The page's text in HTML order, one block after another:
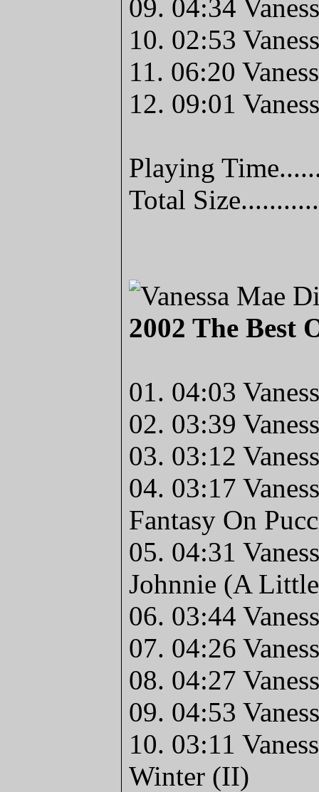
09. 04:34
10. 02:53
11. 06:20
12. 09:01
Playing
Total
2002 The Best
01. 04:03
02. 03:39
03. 03:12
04. 03:17
Fantasy On
05. 04:31
Johnnie (A
06. 03:44
07. 04:26
08. 04:27
09. 04:53
10. 03:11
Winter (II)